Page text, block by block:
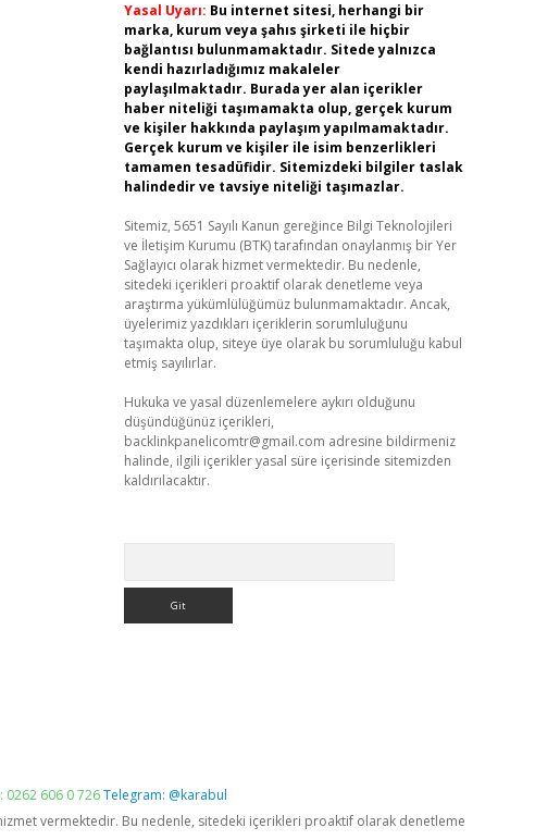
Yasal Uyarı: Bu internet sitesi, herhangi bir
marka, kurum veya şahıs şirketi ile hiçbir
bağlantısı bulunmamaktadır. Sitede yalnızca
kendi hazırladığımız makaleler
paylaşılmaktadır. Burada yer alan içerikler
haber niteliği taşımamakta olup, gerçek kurum
ve kişiler hakkında paylaşım yapılmamaktadır.
Gerçek kurum ve kişiler ile isim benzerlikleri
tamamen tesadüfidir. Sitemizdeki bilgiler taslak
halindedir ve tavsiye niteliği taşımazlar.
Sitemiz, 5651 Sayılı Kanun gereğince Bilgi Teknolojileri
ve İletişim Kurumu (BTK) tarafından onaylanmış bir Yer
Sağlayıcı olarak hizmet vermektedir. Bu nedenle,
sitedeki içerikleri proaktif olarak denetleme veya
araştırma yükümlülüğümüz bulunmamaktadır. Ancak,
üyelerimiz yazdıkları içeriklerin sorumluluğunu
taşımakta olup, siteye üye olarak bu sorumluluğu kabul
etmiş sayılırlar.
Hukuka ve yasal düzenlemelere aykırı olduğunu
düşündüğünüz içerikleri,
backlinkpanelicomtr@gmail.com adresine bildirmeniz
halinde, ilgili içerikler yasal süre içerisinde sitemizden
kaldırılacaktır.
0262 606 0 726Telegram: @karabul
hizmet vermektedir. Bu nedenle, sitedeki içerikleri proaktif olarak denetleme